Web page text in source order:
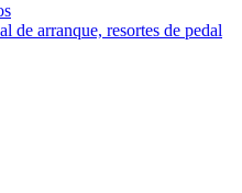
de arranque, resortes de pedal